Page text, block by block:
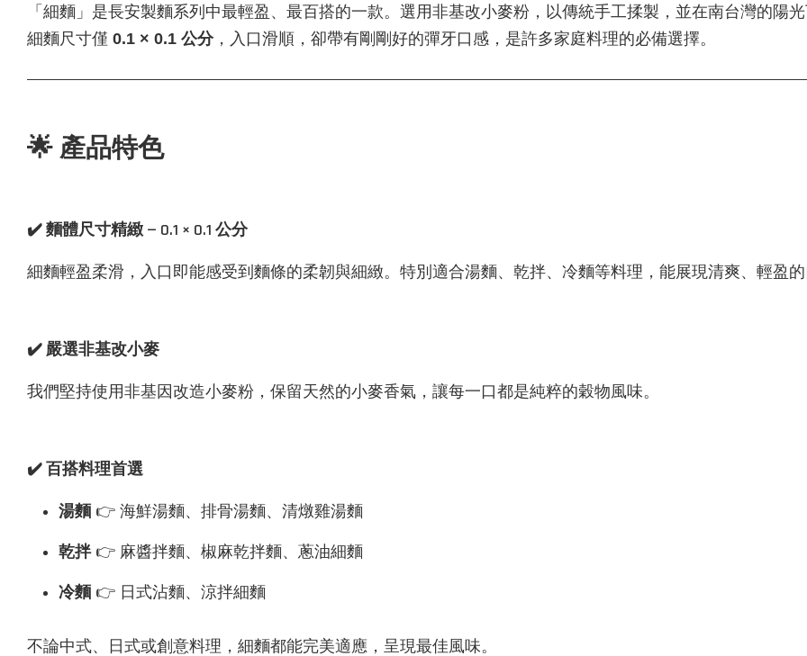
「細麵」是長安製麵系列中最輕盈、最百搭的一款。選用非基改小麥粉，以傳統手工揉製，並在南台灣的陽
細麵尺寸僅 0.1 × 0.1 公分，入口滑順，卻帶有剛剛好的彈牙口感，是許多家庭料理的必備選擇。
🌟 產品特色
✔️ 麵體尺寸精緻 — 0.1 × 0.1 公分
細麵輕盈柔滑，入口即能感受到麵條的柔韌與細緻。特別適合湯麵、乾拌、冷麵等料理，能展現清爽、輕盈
✔️ 嚴選非基改小麥
我們堅持使用非基因改造小麥粉，保留天然的小麥香氣，讓每一口都是純粹的穀物風味。
✔️ 百搭料理首選
湯麵 👉 海鮮湯麵、排骨湯麵、清燉雞湯麵
乾拌👉 麻醬拌麵、椒麻乾拌麵、蔥油細麵
冷麵 👉 日式沾麵、涼拌細麵
不論中式、日式或創意料理，細麵都能完美適應，呈現最佳風味。